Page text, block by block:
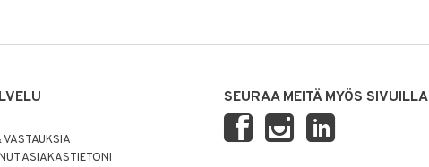
ASIAKASTIETONI
SEURAA MEITÄ MYÖS SIVUILLA